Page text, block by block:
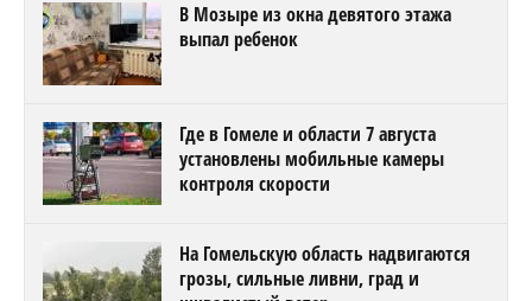
В Мозыре из окна девятого этажа
выпал ребенок
Где в Гомеле и области 7 августа
установлены мобильные камеры
контроля скорости
На Гомельскую область надвигаются
грозы, сильные ливни, град и